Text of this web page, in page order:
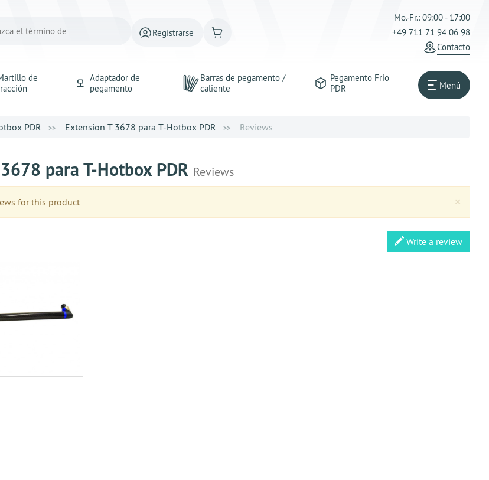
Registrarse
Mo.-Fr.: 09:00 - 17:00
+49 711 71 94 06 98
Contacto
de
Adaptador de
pegamento
Barras de pegamento /
caliente
Pegamento Frio
PDR
Menú
PDR Extension T 3678 para T-Hotbox PDR Reviews
para T-Hotbox PDR Reviews
×
for this product
Write a review